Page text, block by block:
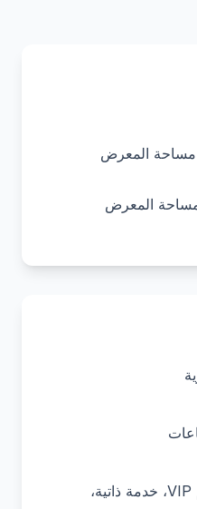
من مساحة المعرض
مساحة المعرض
مساحات طعام (مطعم VIP، خدمة ذاتية،